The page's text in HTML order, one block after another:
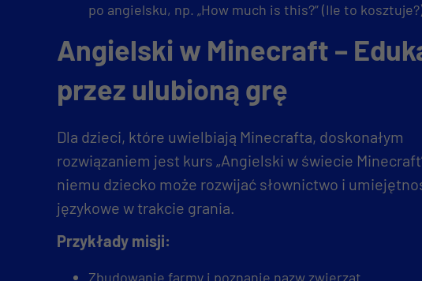
po angielsku, np. „How much is this?” (Ile to
Angielski w Minecraft –
przez ulubioną grę
Dla dzieci, które uwielbiają Minecrafta, doskonałym
rozwiązaniem jest kurs „Angielski w świecie
niemu dziecko może rozwijać słownictwo i
językowe w trakcie grania.
Przykłady misji:
Zbudowanie farmy i poznanie nazw zwierząt.